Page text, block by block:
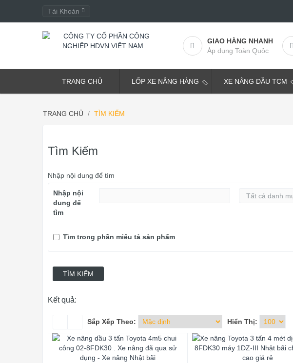
Tài Khoản
GIAO HÀNG NHANH
Áp dụng Toàn Quôc
TRANG CHỦ LỐP XE NÂNG HÀNG XE NÂNG DẦU TCM
TRANG CHỦ TÌM KIẾM
Tìm Kiếm
Nhập nội dung để tìm
Nhập nội
dung để
tìm
Tìm trong phần miêu tả sản phẩm
Kết quả:
Sắp Xếp Theo: Hiển Thị: